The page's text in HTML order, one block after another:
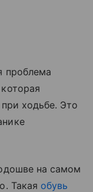
проблема
ходьбе. Это
на самом
Такая обувь